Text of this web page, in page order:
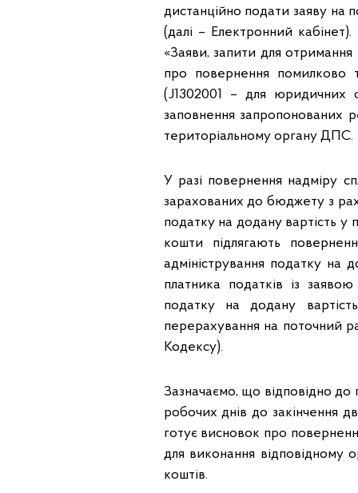
дистанційно подати заяву на
(далі – Електронний
«Заяви, запити для
про повернення помилково
(J1302001 – для юридичних
заповнення запропонованих
територіальному органу ДПС.
У разі повернення надміру
зарахованих до бюджету з
податку на додану вартість у
кошти підлягають
адміністрування податку на
платника податків із
податку на додану
перерахування на поточний
Кодексу).
Зазначаємо, що відповідно до
робочих днів до закінчення
готує висновок про
для виконання відповідному
коштів.